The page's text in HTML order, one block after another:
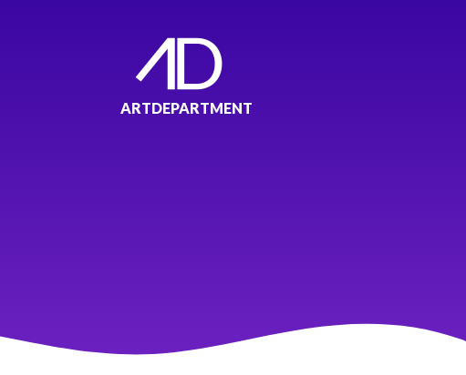
ARTDEPARTMENT